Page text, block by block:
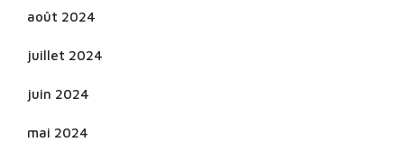
août 2024
juillet 2024
juin 2024
mai 2024